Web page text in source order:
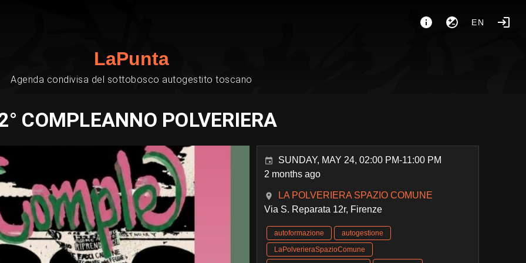
EN
LaPunta
Agenda condivisa del sottobosco autogestito toscano
COMPLEANNO POLVERIERA
SUNDAY, MAY 24, 02:00 PM-11:00 PM
2 months ago
LA POLVERIERA SPAZIO COMUNE
Via S. Reparata 12r, Firenze
autoformazione
autogestione
LaPolverieraSpazioComune